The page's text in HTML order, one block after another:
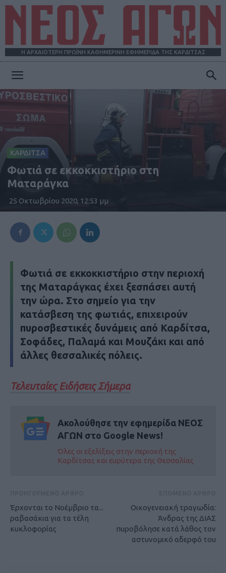
Η ΑΡΧΑΙΟΤΕΡΗ ΠΡΩΪΝΗ ΚΑΘΗΜΕΡΙΝΗ ΕΦΗΜΕΡΙΔΑ ΤΗΣ ΚΑΡΔΙΤΣΑΣ
ΑΓΩΝ
ΚΑΡΔΙΤΣΑ
Φωτιά σε εκκοκκιστήριο στη
Ματαράγκα
25 Οκτωβρίου 2020, 12:53 μμ
Φωτιά σε εκκοκκιστήριο στην περιοχή
της Ματαράγκας έχει ξεσπάσει αυτή
την ώρα. Στο σημείο για την
κατάσβεση της φωτιάς, επιχειρούν
πυροσβεστικές δυνάμεις από Καρδίτσα,
Σοφάδες, Παλαμά και Μουζάκι και από
άλλες θεσσαλικές πόλεις.
Τελευταίες Ειδήσεις Σήμερα
Ακολούθησε την εφημερίδα ΝΕΟΣ
ΑΓΩΝ στο Google News!
Όλες οι εξελίξεις στην περιοχή της
Καρδίτσας και ευρύτερα της Θεσσαλίας
Έρχονται το Νοέμβριο τα...
ραβασάκια για τα τέλη
κυκλοφορίας
Οικογενειακή τραγωδία:
Άνδρας της ΔΙΑΣ
πυροβόλησε κατά λάθος τον
αστυνομικό αδερφό του